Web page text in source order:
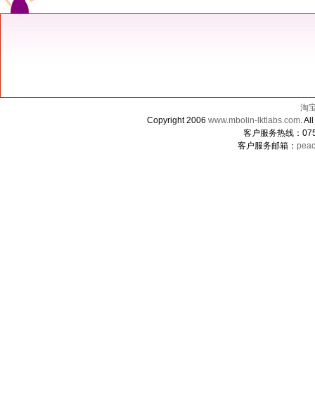
淘
Copyright 2006 www.mbolin-lktlabs.com.
客户服务热线：
客户服务邮箱：